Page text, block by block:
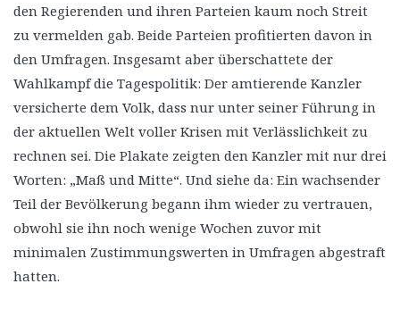
den Regierenden und ihren Parteien kaum noch Streit
zu vermelden gab. Beide Parteien profitierten davon in
den Umfragen. Insgesamt aber überschattete der
Wahlkampf die Tagespolitik: Der amtierende Kanzler
versicherte dem Volk, dass nur unter seiner Führung in
der aktuellen Welt voller Krisen mit Verlässlichkeit zu
rechnen sei. Die Plakate zeigten den Kanzler mit nur drei
Worten: „Maß und Mitte“. Und siehe da: Ein wachsender
Teil der Bevölkerung begann ihm wieder zu vertrauen,
obwohl sie ihn noch wenige Wochen zuvor mit
minimalen Zustimmungswerten in Umfragen abgestraft
hatten.